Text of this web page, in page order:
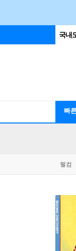
국내
빠
웰컴